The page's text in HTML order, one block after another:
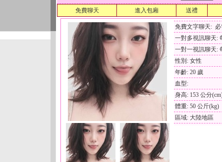
免費聊天 進入包廂 送禮
免費文字聊天:
一對多視訊聊天:
一對一視訊聊天:
性別: 女性
年齡: 20 歲
血型:
身高: 153 公分
體重: 50 公斤(kg)
區域: 大陸地區